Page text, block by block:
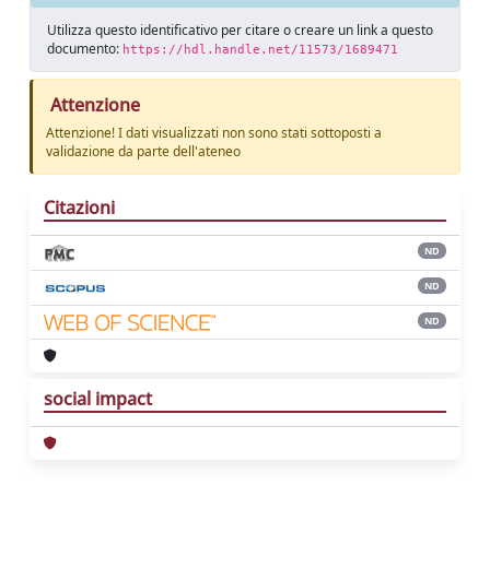
Utilizza questo identificativo per citare o creare un link a questo
documento: https://hdl.handle.net/11573/1689471
Attenzione
Attenzione! I dati visualizzati non sono stati sottoposti a
validazione da parte dell'ateneo
Citazioni
ND
ND
ND
social impact